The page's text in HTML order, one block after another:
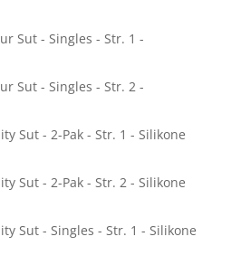
Sut - Singles - Str. 1 -
Sut - Singles - Str. 2 -
Sut - 2-Pak - Str. 1 - Silikone
Sut - 2-Pak - Str. 2 - Silikone
Sut - Singles - Str. 1 - Silikone